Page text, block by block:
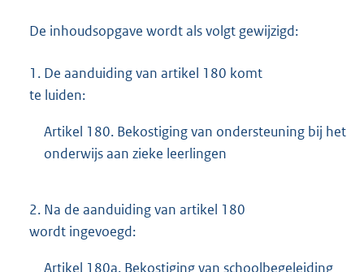
De inhoudsopgave wordt als volgt gewijzigd:
1. De aanduiding van artikel 180 komt
te luiden:
Artikel 180. Bekostiging van ondersteuning bij het
onderwijs aan zieke leerlingen
2. Na de aanduiding van artikel 180
wordt ingevoegd:
Artikel 180a. Bekostiging van schoolbegeleiding